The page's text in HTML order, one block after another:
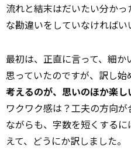
流れと結末はだいたい分か
な勘違いをしていなければい
最初は、正直に言って、細
思っていたのですが、訳し始
考えるのが、思いのほか楽し
ワクワク感は？工夫の方向
ながらも、字数を短くする
えて、どうにか訳しました。